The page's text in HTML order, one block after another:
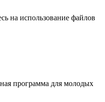
на использование файлов
программа для молодых